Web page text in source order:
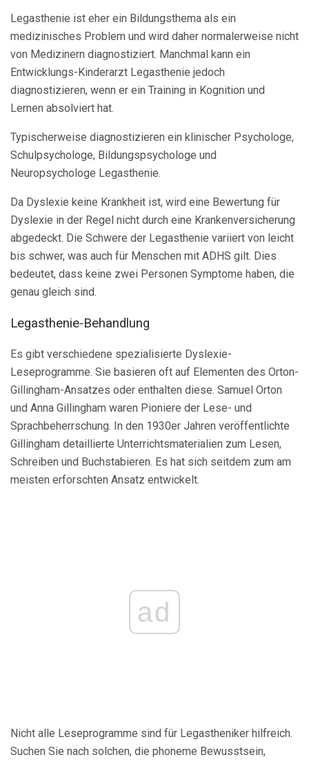
Legasthenie ist eher ein Bildungsthema als ein
medizinisches Problem und wird daher normalerweise nicht
von Medizinern diagnostiziert. Manchmal kann ein
Entwicklungs-Kinderarzt Legasthenie jedoch
diagnostizieren, wenn er ein Training in Kognition und
Lernen absolviert hat.
Typischerweise diagnostizieren ein klinischer Psychologe,
Schulpsychologe, Bildungspsychologe und
Neuropsychologe Legasthenie.
Da Dyslexie keine Krankheit ist, wird eine Bewertung für
Dyslexie in der Regel nicht durch eine Krankenversicherung
abgedeckt. Die Schwere der Legasthenie variiert von leicht
bis schwer, was auch für Menschen mit ADHS gilt. Dies
bedeutet, dass keine zwei Personen Symptome haben, die
genau gleich sind.
Legasthenie-Behandlung
Es gibt verschiedene spezialisierte Dyslexie-
Leseprogramme. Sie basieren oft auf Elementen des Orton-
Gillingham-Ansatzes oder enthalten diese. Samuel Orton
und Anna Gillingham waren Pioniere der Lese- und
Sprachbeherrschung. In den 1930er Jahren veröffentlichte
Gillingham detaillierte Unterrichtsmaterialien zum Lesen,
Schreiben und Buchstabieren. Es hat sich seitdem zum am
meisten erforschten Ansatz entwickelt.
ad
Nicht alle Leseprogramme sind für Legastheniker hilfreich.
Suchen Sie nach solchen, die phoneme Bewusstsein,